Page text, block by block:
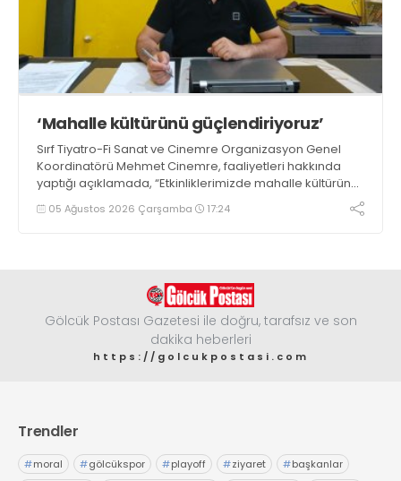
‘Mahalle kültürünü güçlendiriyoruz’
Sırf Tiyatro-Fi Sanat ve Cinemre Organizasyon Genel
Koordinatörü Mehmet Cinemre, faaliyetleri hakkında
yaptığı açıklamada, “Etkinliklerimizde mahalle kültürünü
ve birlik beraberlik duygusunu güçlendirmeyi
hedefliyoruz” dedi
05 Ağustos 2026 Çarşamba 17:24
Gölcük Postası Gazetesi ile doğru, tarafsız ve son
dakika heberleri
https://golcukpostasi.com
Trendler
#moral #gölcükspor #playoff #ziyaret #başkanlar